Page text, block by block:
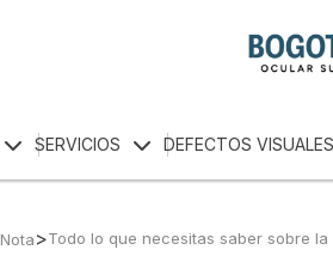
SERVICIOS DEFECTOS VISUALES
Nota>Todo lo que necesitas saber sobre